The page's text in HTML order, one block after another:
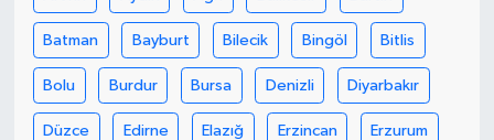
Batman Bayburt Bilecik Bingöl Bitlis
Bolu Burdur Bursa Denizli Diyarbakır
Düzce Edirne Elazığ Erzincan Erzurum